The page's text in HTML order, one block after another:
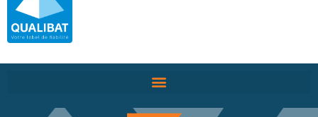
Qui sommes-nous